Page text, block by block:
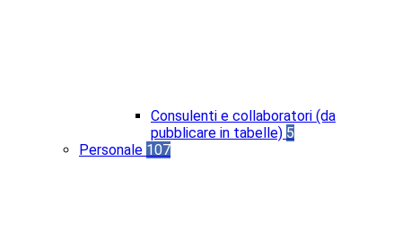
Consulenti e collaboratori (da
pubblicare in tabelle) 5
Personale 107